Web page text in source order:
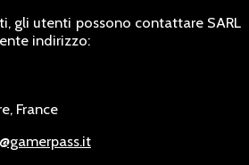
gli utenti possono contattare SARL
indirizzo:
France